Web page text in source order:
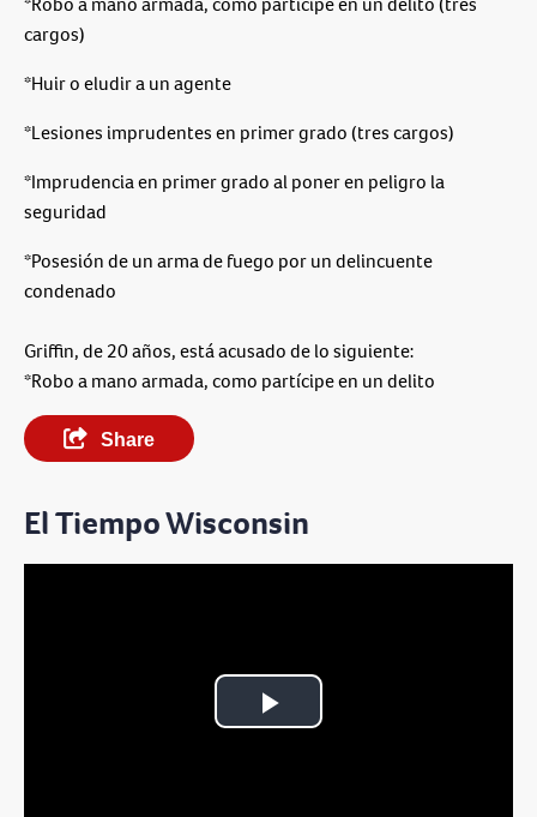
cargos)
*Huir o eludir a un agente
*Lesiones imprudentes en primer grado (tres cargos)
*Imprudencia en primer grado al poner en peligro la
seguridad
*Posesión de un arma de fuego por un delincuente
condenado
Griffin, de 20 años, está acusado de lo siguiente:
*Robo a mano armada, como partícipe en un delito
Share
El Tiempo Wisconsin
Play